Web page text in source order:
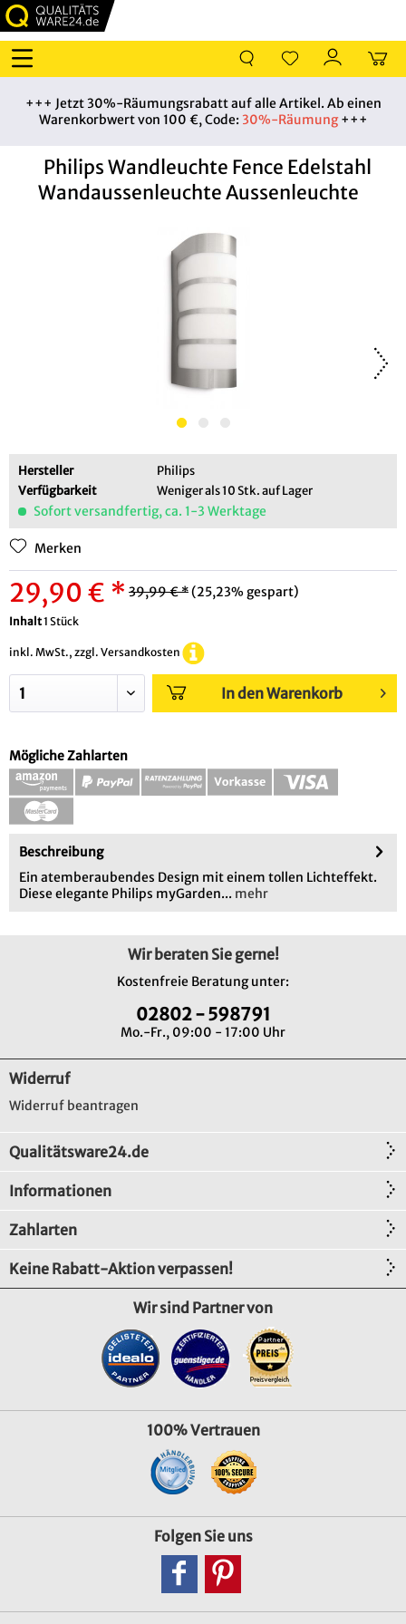
+++ Jetzt 30%-Räumungsrabatt auf alle Artikel. Ab einen
Warenkorbwert von 100 €, Code: 30%-Räumung+++
Philips Wandleuchte Fence Edelstahl
Wandaussenleuchte Aussenleuchte
Hersteller
Philips
Verfügbarkeit
Weniger als 10 Stk. auf Lager
Sofort versandfertig, ca. 1-3 Werktage
Merken
29,90 € * 39,99 € *(25,23% gespart)
Inhalt1 Stück
inkl. MwSt., zzgl. Versandkosten
In den Warenkorb
Mögliche Zahlarten
Beschreibung
Ein atemberaubendes Design mit einem tollen Lichteffekt.
Diese elegante Philips myGarden... mehr
Wir beraten Sie gerne!
Kostenfreie Beratung unter:
02802 - 598791
Mo.-Fr., 09:00 - 17:00 Uhr
Widerruf
Widerruf beantragen
Qualitätsware24.de
Informationen
Zahlarten
Keine Rabatt-Aktion verpassen!
Wir sind Partner von
100% Vertrauen
Folgen Sie uns